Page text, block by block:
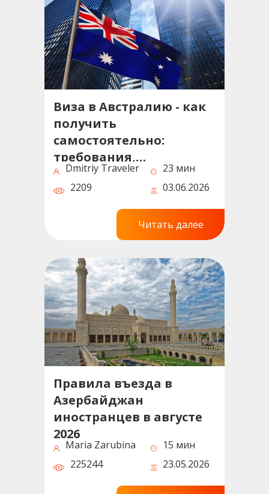
Виза в Австралию - как
получить
самостоятельно:
требования,
документы, сроки и
советы
Dmitriy Traveler
23 мин
2209
03.06.2026
Читать далее
Правила въезда в
Азербайджан
иностранцев в августе
2026
Maria Zarubina
15 мин
225244
23.05.2026